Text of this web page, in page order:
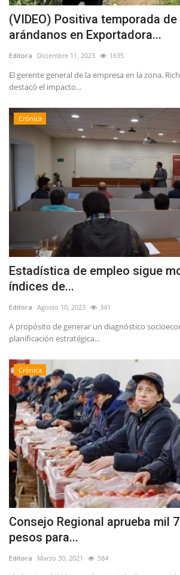
(VIDEO) Positiva temporada
arándanos en Exportadora...
Editora Diciembre 11, 2023 1635
El gerente general de la empresa en la zona,
destacó el impacto...
Crónica
Estadística de empleo sigue
índices de...
Editora Agosto 10, 2023 341
A propósito de generar un diagnóstico
planificación estratégica...
Crónica
Consejo Regional aprueba mil
pesos para...
Editora Marzo 30, 2021 584